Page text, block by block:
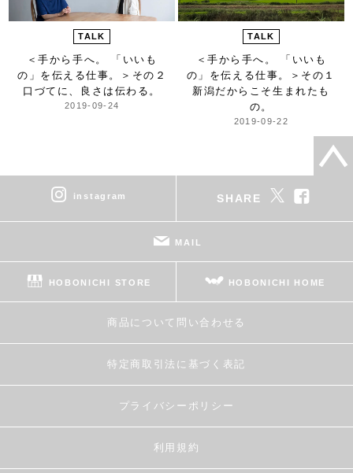
TALK
＜手から手へ。 「いいも
の」を伝える仕事。＞ その２
口づてに、良さは伝わる。
2019-09-24
TALK
＜手から手へ。 「いいも
の」を伝える仕事。＞ その１
新潟だからこそ生まれたも
の。
2019-09-22
instagram SHARE
MAIL
HOBONICHI STORE HOBONICHI HOME
商品について問い合わせる
特定商取引法に基づく表記
プライバシーポリシー
利用規約